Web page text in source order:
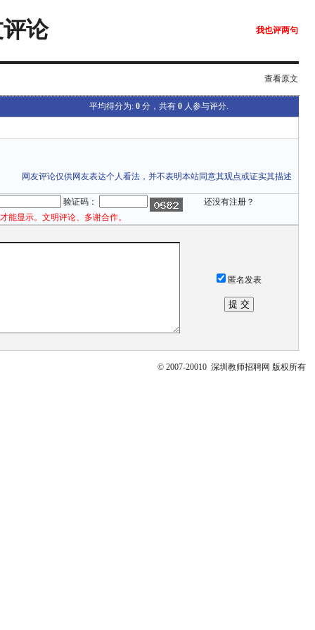
评论 我也评两句
查看原文
平均得分为: 0 分，共有 0 人参与评分.
网友评论仅供网友表达个人看法，并不表明本站同意其观点或证实其描述
验证码：
还没有注册？
能显示。文明评论、多谢合作。
匿名发表
© 2007-20010 深圳教师招聘网 版权所有